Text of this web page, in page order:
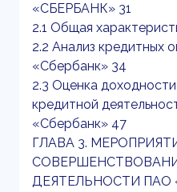
«СБЕРБАНК» 31
2.1 Общая
2.2 Анализ кредитных
«Сбербанк» 34
2.3 Оценка
кредитной
«Сбербанк» 47
ГЛАВА 3.
ДЕЯТЕЛЬНОСТИ ПАО